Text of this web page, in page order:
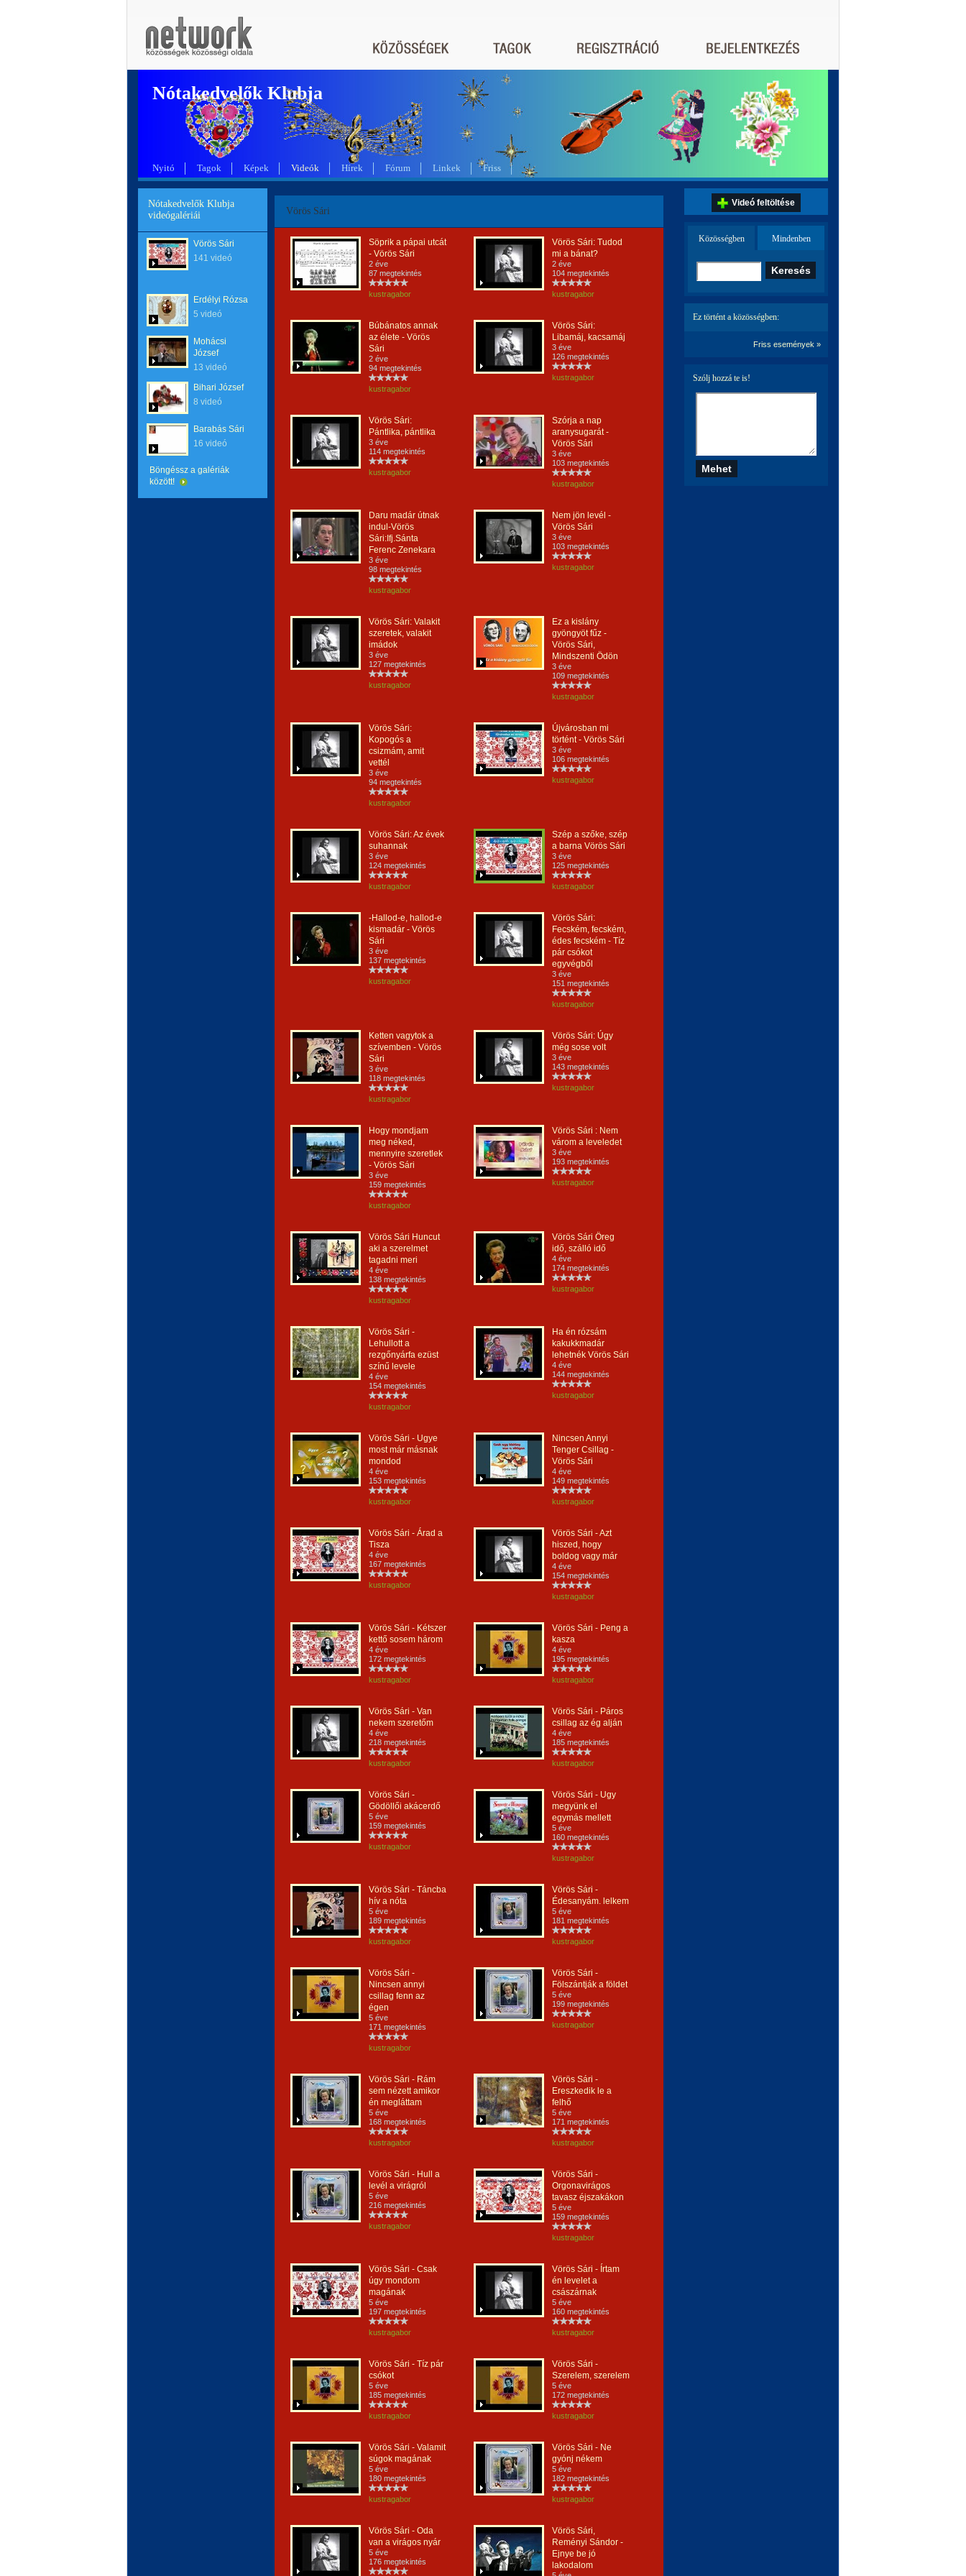
Nótakedvelők Klubja
Nyitó Tagok Képek Videók Hírek Fórum Linkek Friss
Nótakedvelők Klubja
videógalériái
Vörös Sári
141 videó
Erdélyi Rózsa
5 videó
Mohácsi
József
13 videó
Bihari József
8 videó
Barabás Sári
16 videó
Böngéssz a galériák
között!
Vörös Sári
Söprik a pápai utcát
- Vörös Sári
2 éve
87 megtekintés
kustragabor
Vörös Sári: Tudod
mi a bánat?
2 éve
104 megtekintés
kustragabor
Búbánatos annak
az élete - Vörös
Sári
2 éve
94 megtekintés
kustragabor
Vörös Sári:
Libamáj, kacsamáj
3 éve
126 megtekintés
kustragabor
Vörös Sári:
Pántlika, pántlika
3 éve
114 megtekintés
kustragabor
Szórja a nap
aranysugarát -
Vörös Sári
3 éve
103 megtekintés
kustragabor
Daru madár útnak
indul-Vörös
Sári:Ifj.Sánta
Ferenc Zenekara
3 éve
98 megtekintés
kustragabor
Nem jön levél -
Vörös Sári
3 éve
103 megtekintés
kustragabor
Vörös Sári: Valakit
szeretek, valakit
imádok
3 éve
127 megtekintés
kustragabor
Ez a kislány
gyöngyöt fűz -
Vörös Sári,
Mindszenti Ödön
3 éve
109 megtekintés
kustragabor
Vörös Sári:
Kopogós a
csizmám, amit
vettél
3 éve
94 megtekintés
kustragabor
Újvárosban mi
történt - Vörös Sári
3 éve
106 megtekintés
kustragabor
Vörös Sári: Az évek
suhannak
3 éve
124 megtekintés
kustragabor
Szép a szőke, szép
a barna Vörös Sári
3 éve
125 megtekintés
kustragabor
-Hallod-e, hallod-e
kismadár - Vörös
Sári
3 éve
137 megtekintés
kustragabor
Vörös Sári:
Fecském, fecském,
édes fecském - Tíz
pár csókot
egyvégből
3 éve
151 megtekintés
kustragabor
Ketten vagytok a
szívemben - Vörös
Sári
3 éve
118 megtekintés
kustragabor
Vörös Sári: Úgy
még sose volt
3 éve
143 megtekintés
kustragabor
Hogy mondjam
meg néked,
mennyire szeretlek
- Vörös Sári
3 éve
159 megtekintés
kustragabor
Vörös Sári : Nem
várom a leveledet
3 éve
193 megtekintés
kustragabor
Vörös Sári Huncut
aki a szerelmet
tagadni meri
4 éve
138 megtekintés
kustragabor
Vörös Sári Öreg
idő, szálló idő
4 éve
174 megtekintés
kustragabor
Vörös Sári -
Lehullott a
rezgőnyárfa ezüst
színű levele
4 éve
154 megtekintés
kustragabor
Ha én rózsám
kakukkmadár
lehetnék Vörös Sári
4 éve
144 megtekintés
kustragabor
Vörös Sári - Ugye
most már másnak
mondod
4 éve
153 megtekintés
kustragabor
Nincsen Annyi
Tenger Csillag -
Vörös Sári
4 éve
149 megtekintés
kustragabor
Vörös Sári - Árad a
Tisza
4 éve
167 megtekintés
kustragabor
Vörös Sári - Azt
hiszed, hogy
boldog vagy már
4 éve
154 megtekintés
kustragabor
Vörös Sári - Kétszer
kettő sosem három
4 éve
172 megtekintés
kustragabor
Vörös Sári - Peng a
kasza
4 éve
195 megtekintés
kustragabor
Vörös Sári - Van
nekem szeretőm
4 éve
218 megtekintés
kustragabor
Vörös Sári - Páros
csillag az ég alján
4 éve
185 megtekintés
kustragabor
Vörös Sári -
Gödöllői akácerdő
5 éve
159 megtekintés
kustragabor
Vörös Sári - Ugy
megyünk el
egymás mellett
5 éve
160 megtekintés
kustragabor
Vörös Sári - Táncba
hív a nóta
5 éve
189 megtekintés
kustragabor
Vörös Sári -
Édesanyám. lelkem
5 éve
181 megtekintés
kustragabor
Vörös Sári -
Nincsen annyi
csillag fenn az
égen
5 éve
171 megtekintés
kustragabor
Vörös Sári -
Fölszántják a földet
5 éve
199 megtekintés
kustragabor
Vörös Sári - Rám
sem nézett amikor
én megláttam
5 éve
168 megtekintés
kustragabor
Vörös Sári -
Ereszkedik le a
felhő
5 éve
171 megtekintés
kustragabor
Vörös Sári - Hull a
levél a virágról
5 éve
216 megtekintés
kustragabor
Vörös Sári -
Orgonavirágos
tavasz éjszakákon
5 éve
159 megtekintés
kustragabor
Vörös Sári - Csak
úgy mondom
magának
5 éve
197 megtekintés
kustragabor
Vörös Sári - Írtam
én levelet a
császárnak
5 éve
160 megtekintés
kustragabor
Vörös Sári - Tíz pár
csókot
5 éve
185 megtekintés
kustragabor
Vörös Sári -
Szerelem, szerelem
5 éve
172 megtekintés
kustragabor
Vörös Sári - Valamit
súgok magának
5 éve
180 megtekintés
kustragabor
Vörös Sári - Ne
gyónj nékem
5 éve
182 megtekintés
kustragabor
Vörös Sári - Oda
van a virágos nyár
5 éve
176 megtekintés
Vörös Sári,
Reményi Sándor -
Ejnye be jó
lakodalom
Videó feltöltése
Közösségben Mindenben
Ez történt a közösségben:
Friss események »
Szólj hozzá te is!